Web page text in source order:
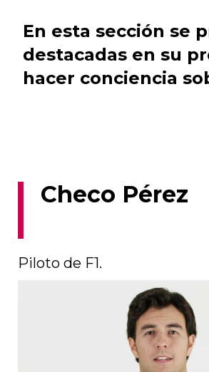
En esta sección se
destacadas en su
hacer conciencia
Checo Pérez
Piloto de F1.